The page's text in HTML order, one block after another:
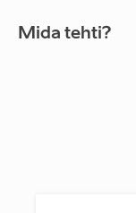
Mida tehti?